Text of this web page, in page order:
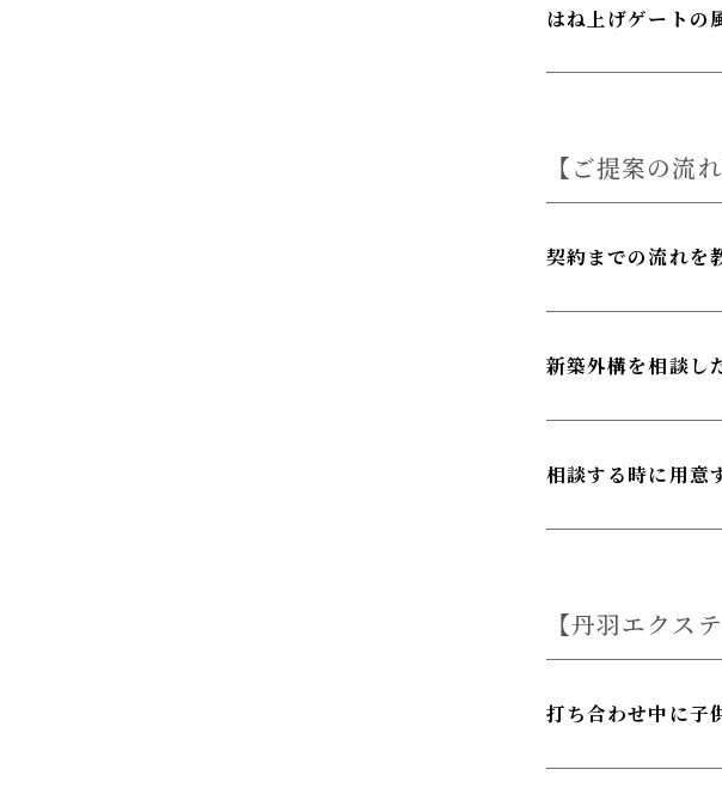
はね上げゲートの
ご提案の流れ
契約までの流れを
新築外構を相談し
相談する時に用意
丹羽エクス
打ち合わせ中に子